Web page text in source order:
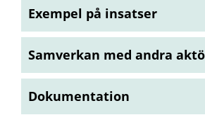
Exempel på insatser
Samverkan med andra
Dokumentation